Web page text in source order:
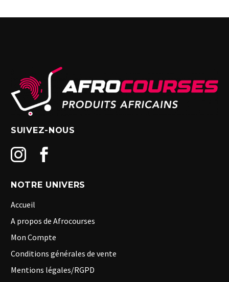
SUIVEZ-NOUS
NOTRE UNIVERS
Accueil
A propos de Afrocourses
Mon Compte
Conditions générales de vente
Mentions légales/RGPD